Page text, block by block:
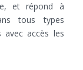
et répond à
tous types
avec accès les